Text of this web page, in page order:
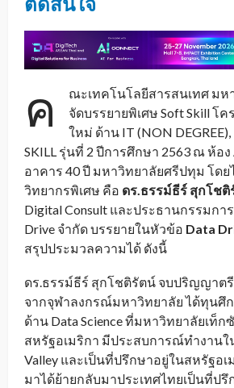
ตัดสินใจ
ค
ณะเทคโนโลยีสารสนเทศ มห
จัดบรรยายพิเศษ Soft Skill
ใหม่ ด้าน IT (NON DEGREE),
SKILL รุ่นที่ 2 ปีการศึกษา 2563 ณ ห้อง
อาคาร 40 ปี มหาวิทยาลัยศรีปทุม โดย
วิทยากรพิเศษ คือ ดร.ธรรม์ธีร์ สุกโชติ
Digital Consult และประธานกรรมกา
Drive จำกัด บรรยายในหัวข้อ Data
สรุปประมวลความได้ ดังนี้
ดร.ธรรม์ธีร์ สุกโชติรัตน์ จบปริญญาต
จากจุฬาลงกรณ์มหาวิทยาลัย ได้ทุนศึ
ด้าน Data Science ที่มหาวิทยาลัยเท็ก
สหรัฐอเมริกา มีประสบการณ์ทำงานใน
Valley และเป็นที่ปรึกษาอยู่ในสหรัฐอเ
มาได้ย้ายกลับมาประเทศไทยเป็นที่ป